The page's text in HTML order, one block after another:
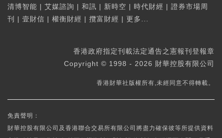
清博智能 | 艾媒諮詢 | 和訊 | 新時空 | 時代財經 | 證券市場周
刊
| 壹財信 | 權衡財經 | 攬富財經 | 更多...
香港政府指定刊載法定通告之憲報刊登報章
Copyright © 1998 - 2026 財華控股有限公司
香港財華社版權所有,未經同意不得轉載。
免責聲明：
財華控股有限公司及香港聯合交易所有限公司將盡力確保彼等所提供資料